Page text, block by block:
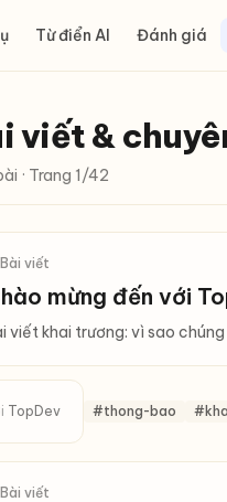
Từ điển AI Đánh giá
viết &
· Trang 1/42
viết
mừng đến với
viết khai trương: vì sao
TopDev #thong-bao
viết